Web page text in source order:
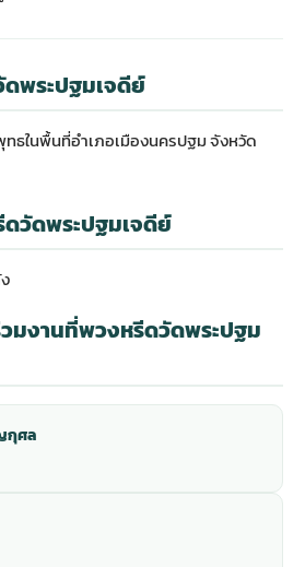
พระปฐมเจดีย์
ธในพื้นที่อำเภอเมืองนครปฐม จังหวัด
วัดพระปฐมเจดีย์
มงานที่พวงหรีดวัดพระปฐม
กุศล